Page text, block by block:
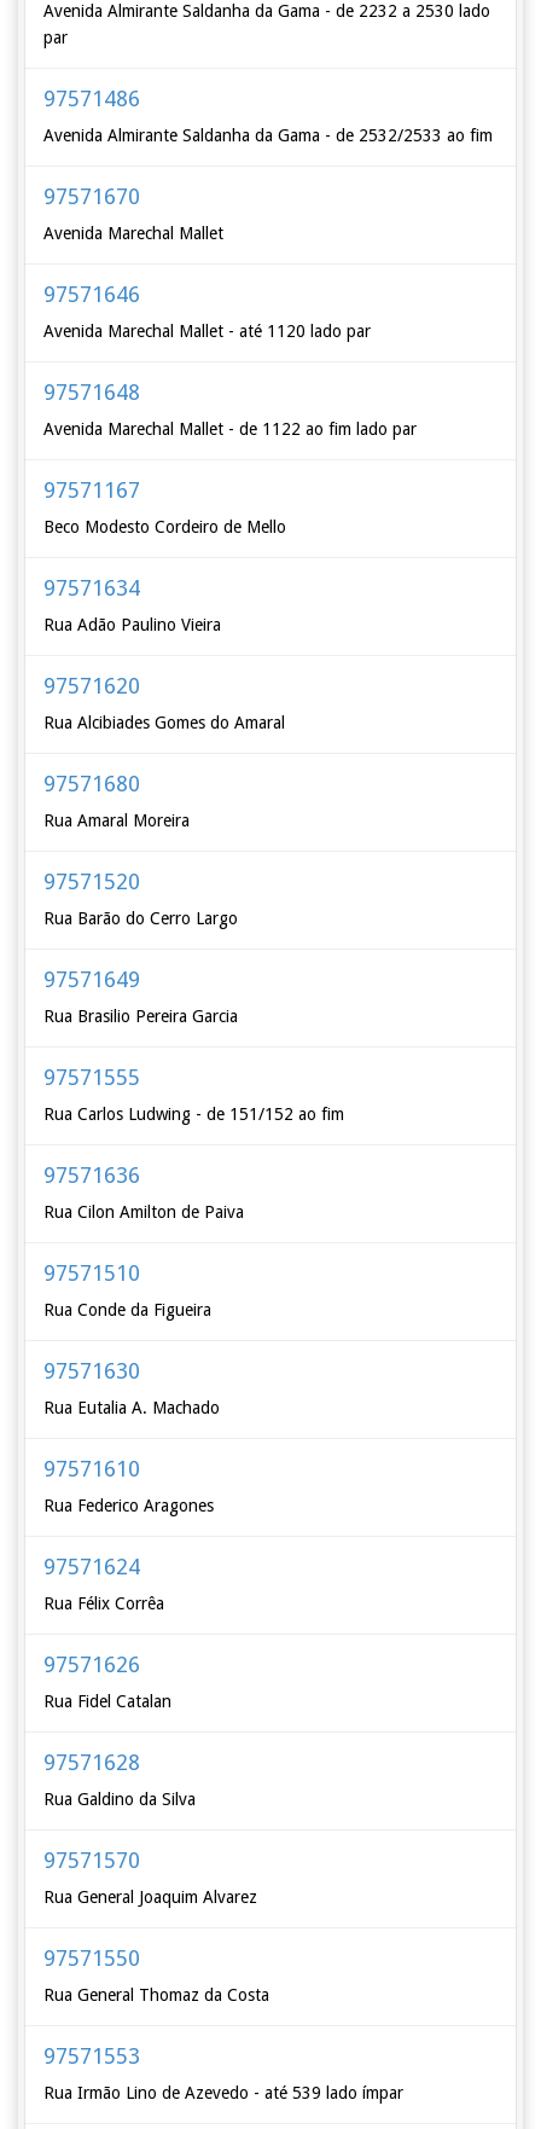
Avenida Almirante Saldanha da Gama - de 2232 a 2530 lado
par
97571486
Avenida Almirante Saldanha da Gama - de 2532/2533 ao fim
97571670
Avenida Marechal Mallet
97571646
Avenida Marechal Mallet - até 1120 lado par
97571648
Avenida Marechal Mallet - de 1122 ao fim lado par
97571167
Beco Modesto Cordeiro de Mello
97571634
Rua Adão Paulino Vieira
97571620
Rua Alcibiades Gomes do Amaral
97571680
Rua Amaral Moreira
97571520
Rua Barão do Cerro Largo
97571649
Rua Brasilio Pereira Garcia
97571555
Rua Carlos Ludwing - de 151/152 ao fim
97571636
Rua Cilon Amilton de Paiva
97571510
Rua Conde da Figueira
97571630
Rua Eutalia A. Machado
97571610
Rua Federico Aragones
97571624
Rua Félix Corrêa
97571626
Rua Fidel Catalan
97571628
Rua Galdino da Silva
97571570
Rua General Joaquim Alvarez
97571550
Rua General Thomaz da Costa
97571553
Rua Irmão Lino de Azevedo - até 539 lado ímpar